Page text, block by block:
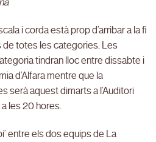
i corda està prop d’arribar a la fi
de totes les categories. Les
tindran lloc entre dissabte i
d’Alfara mentre que la
serà aquest dimarts a l’Auditori
a les 20 hores.
entre els dos equips de La